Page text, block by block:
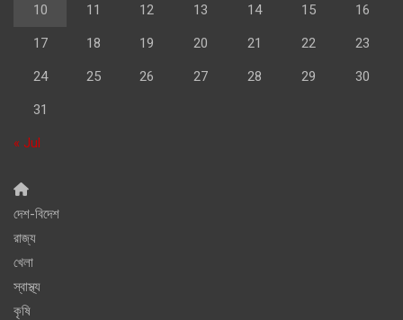
10 11 12 13 14 15 16
17 18 19 20 21 22 23
24 25 26 27 28 29 30
31
« Jul
দেশ-বিদেশ
রাজ্য
খেলা
স্বাস্থ্য
কৃষি